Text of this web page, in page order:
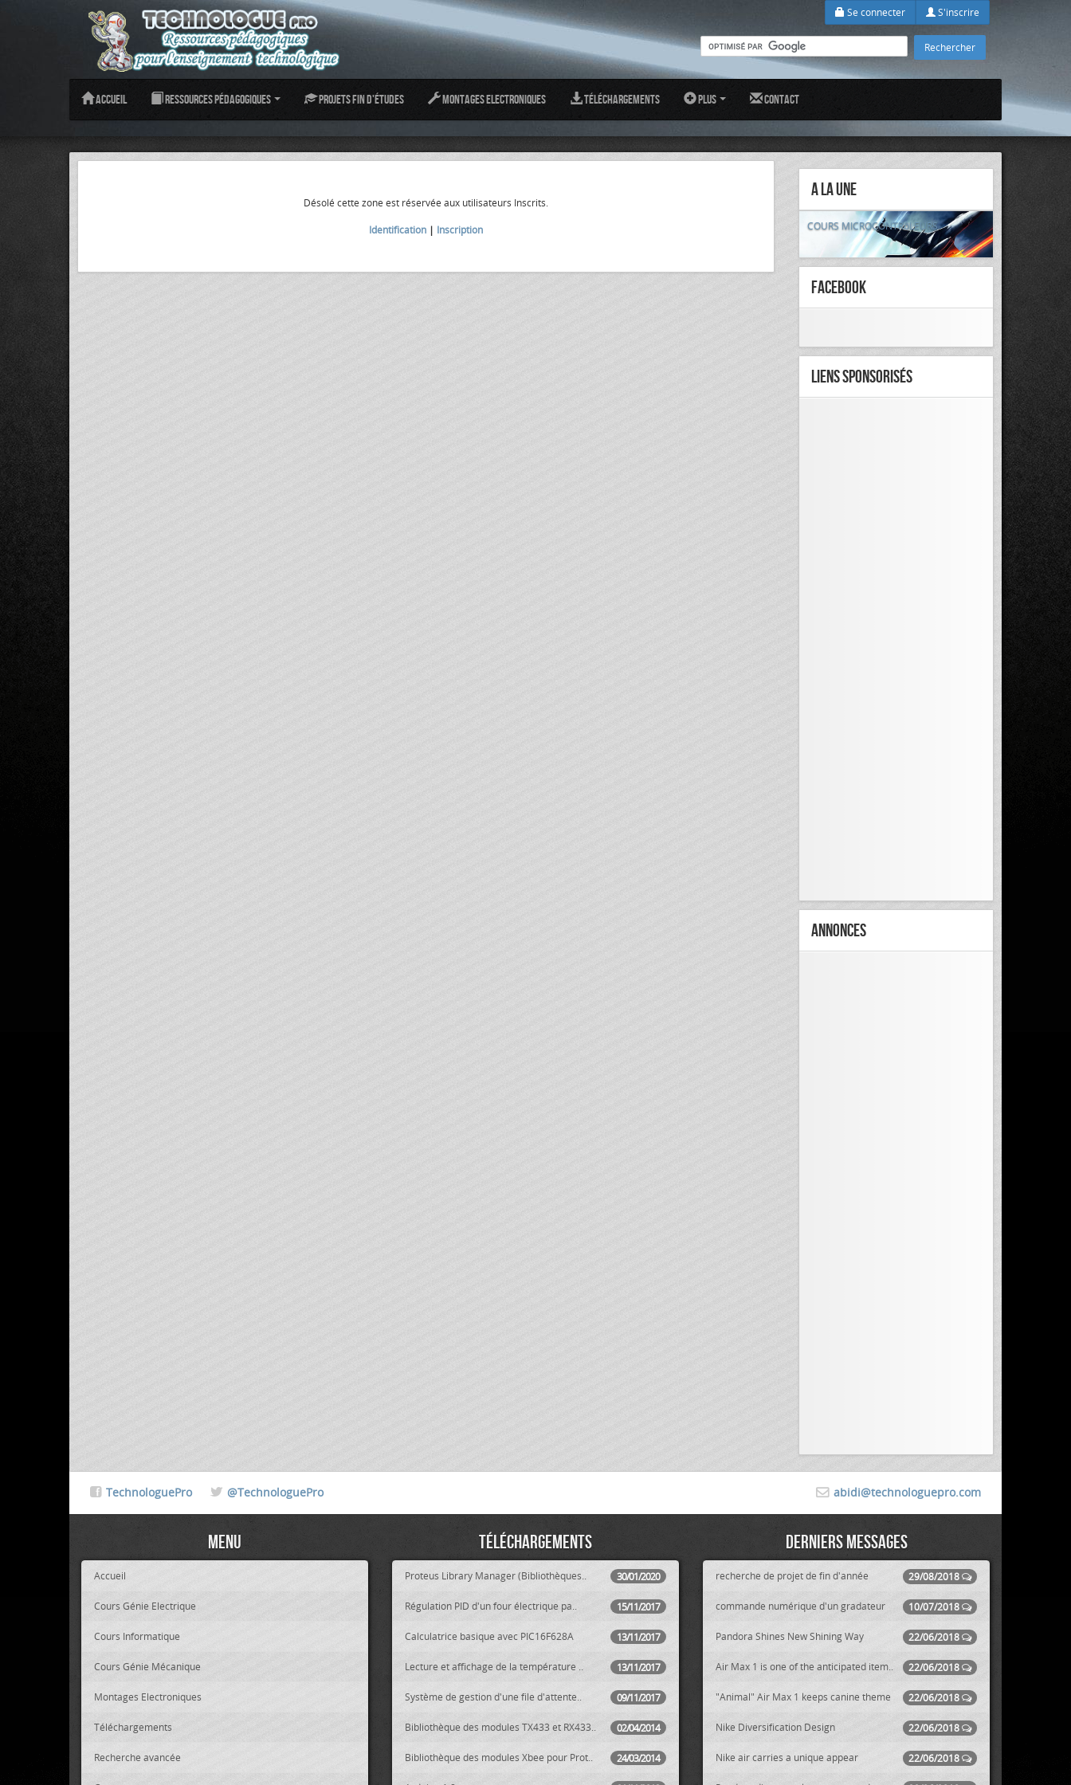
Se connecter S'inscrire
Accueil Ressources pédagogiques Projets fin d'études Montages Electroniques Téléchargements Plus Contact
Désolé cette zone est réservée aux utilisateurs Inscrits.
Identification| Inscription
A la Une
COURS MICROCONTRôLEURS
FaceBook
Liens Sponsorisés
Annonces
abidi@technologuepro.com
TechnologuePro @TechnologuePro
Menu
Accueil
Cours Génie Electrique
Cours Informatique
Cours Génie Mécanique
Montages Electroniques
Téléchargements
Recherche avancée
Téléchargements
30/01/2020
Proteus Library Manager (Bibliothèques..
15/11/2017
Régulation PID d'un four électrique pa..
13/11/2017
Calculatrice basique avec PIC16F628A
13/11/2017
Lecture et affichage de la température ..
09/11/2017
Système de gestion d'une file d'attente..
02/04/2014
Bibliothèque des modules TX433 et RX433..
24/03/2014
Bibliothèque des modules Xbee pour Prot..
Derniers messages
29/08/2018
recherche de projet de fin d'année
10/07/2018
commande numérique d'un gradateur
22/06/2018
Pandora Shines New Shining Way
22/06/2018
Air Max 1 is one of the anticipated item..
22/06/2018
"Animal" Air Max 1 keeps canine theme
22/06/2018
Nike Diversification Design
22/06/2018
Nike air carries a unique appear